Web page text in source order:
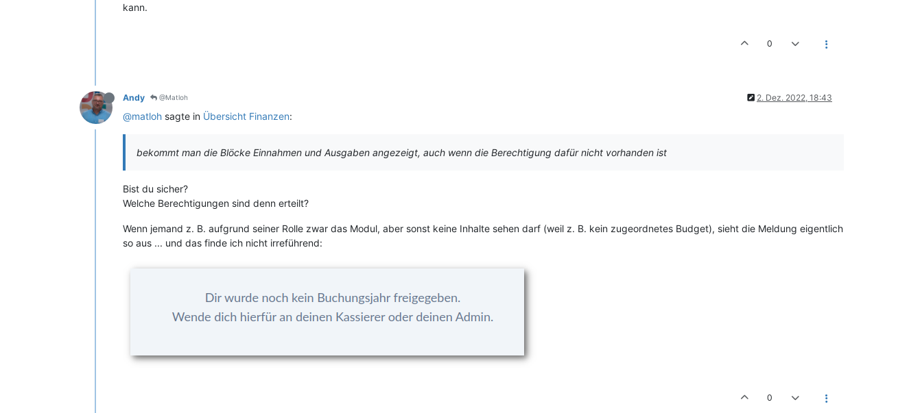
kann.
0
Andy @Matloh 2. Dez. 2022, 18:43
@matloh sagte in Übersicht Finanzen:
bekommt man die Blöcke Einnahmen und Ausgaben angezeigt, auch wenn die Berechtigung dafür nicht vorhanden ist
Bist du sicher?
Welche Berechtigungen sind denn erteilt?
Wenn jemand z. B. aufgrund seiner Rolle zwar das Modul, aber sonst keine Inhalte sehen darf (weil z. B. kein zugeordnetes Budget), sieht die Meldung eigentlich
so aus ... und das finde ich nicht irreführend:
0